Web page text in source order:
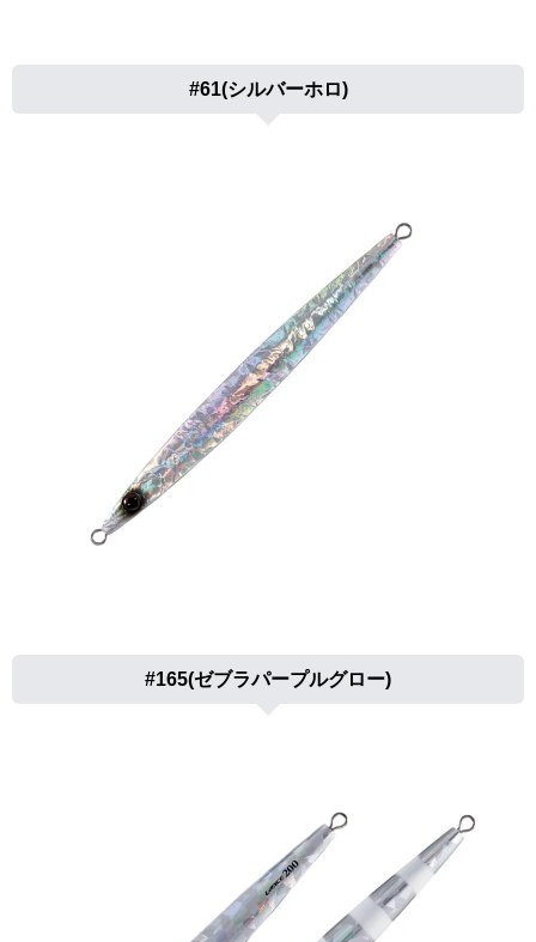
#61(シルバーホロ)
#165(ゼブラパープルグロー)